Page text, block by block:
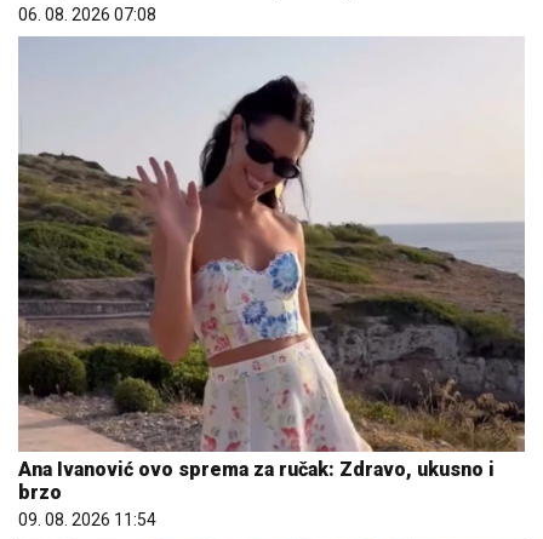
06. 08. 2026 07:08
Ana Ivanović ovo sprema za ručak: Zdravo, ukusno i
brzo
09. 08. 2026 11:54